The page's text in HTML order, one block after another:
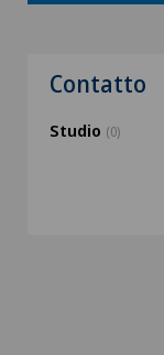
Contatto
Studio (0)